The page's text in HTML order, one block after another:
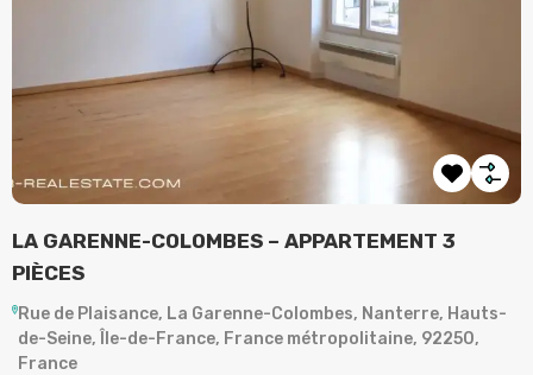
LA GARENNE-COLOMBES – APPARTEMENT 3
PIÈCES
Rue de Plaisance, La Garenne-Colombes, Nanterre, Hauts-
de-Seine, Île-de-France, France métropolitaine, 92250,
France